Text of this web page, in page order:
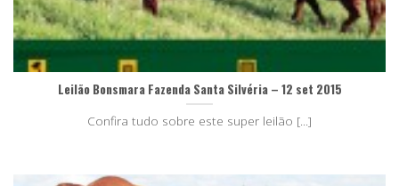
Leilão Bonsmara Fazenda Santa Silvéria – 12 set 2015
Confira tudo sobre este super leilão [...]